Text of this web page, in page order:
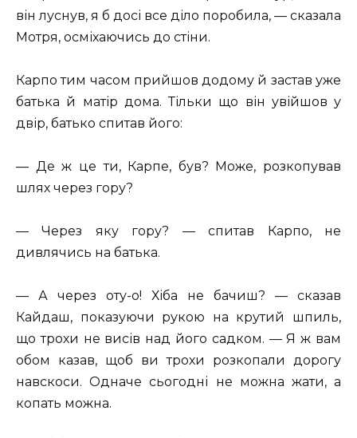
він луснув, я б досі все діло поробила, — сказала
Мотря, осміхаючись до стіни.
Карпо тим часом прийшов додому й застав уже
батька й матір дома. Тільки що він увійшов у
двір, батько спитав його:
— Де ж це ти, Карпе, був? Може, розкопував
шлях через гору?
— Через яку гору? — спитав Карпо, не
дивлячись на батька.
— А через оту-о! Хіба не бачиш? — сказав
Кайдаш, показуючи рукою на крутий шпиль,
що трохи не висів над його садком. — Я ж вам
обом казав, щоб ви трохи розкопали дорогу
навскоси. Одначе сьогодні не можна жати, а
копать можна.